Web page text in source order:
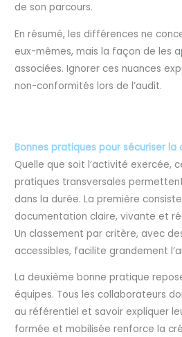
de son parcours.
En résumé, les différences ne
eux-mêmes, mais la façon de les
associées. Ignorer ces nuances
non-conformités lors de l’audit.
Bonnes pratiques pour sécuriser
Quelle que soit l’activité exercée,
pratiques transversales
dans la durée. La première
documentation claire, vivante et
Un classement par critère, avec
accessibles, facilite grandement
La deuxième bonne pratique
équipes. Tous les collaborateurs
au référentiel et savoir expliquer
formée et mobilisée renforce la